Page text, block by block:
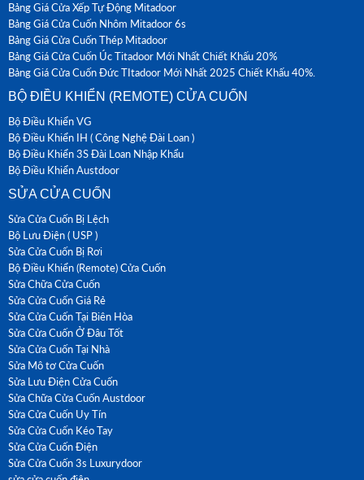
Bảng Giá Cửa Xếp Tự Động Mitadoor
Bảng Giá Cửa Cuốn Nhôm Mitadoor 6s
Bảng Giá Cửa Cuốn Thép Mitadoor
Bảng Giá Cửa Cuốn Úc Titadoor Mới Nhất Chiết Khấu 20%
Bảng Giá Cửa Cuốn Đức TItadoor Mới Nhất 2025 Chiết Khấu 40%.
BỘ ĐIỀU KHIỂN (REMOTE) CỬA CUỐN
Bộ Điều Khiển VG
Bộ Điều Khiển IH ( Công Nghệ Đài Loan )
Bộ Điều Khiển 3S Đài Loan Nhập Khẩu
Bộ Điều Khiển Austdoor
SỬA CỬA CUỐN
Sửa Cửa Cuốn Bị Lệch
Bộ Lưu Điện ( USP )
Sửa Cửa Cuốn Bị Rơi
Bộ Điều Khiển (Remote) Cửa Cuốn
Sửa Chữa Cửa Cuốn
Sửa Cửa Cuốn Giá Rẻ
Sửa Cửa Cuốn Tại Biên Hòa
Sửa Cửa Cuốn Ở Đâu Tốt
Sửa Cửa Cuốn Tại Nhà
Sửa Mô tơ Cửa Cuốn
Sửa Lưu Điện Cửa Cuốn
Sửa Chữa Cửa Cuốn Austdoor
Sửa Cửa Cuốn Uy Tín
Sửa Cửa Cuốn Kéo Tay
Sửa Cửa Cuốn Điện
Sửa Cửa Cuốn 3s Luxurydoor